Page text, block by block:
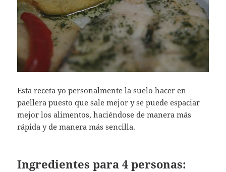
Esta receta yo personalmente la suelo hacer en
paellera puesto que sale mejor y se puede espaciar
mejor los alimentos, haciéndose de manera más
rápida y de manera más sencilla.
Ingredientes para 4 personas: